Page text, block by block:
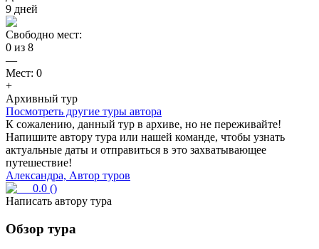
9 дней
Свободно мест:
0 из 8
—
Мест: 0
+
Архивный тур
Посмотреть другие туры автора
К сожалению, данный тур в архиве, но не переживайте!
Напишите автору тура или нашей команде, чтобы узнать
актуальные даты и отправиться в это захватывающее
путешествие!
Александра, Автор туров
0.0 ()
Написать автору тура
Обзор тура